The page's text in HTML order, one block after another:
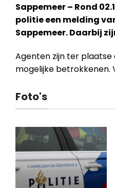
Sappemeer – Rond
politie een melding
Sappemeer. Daarbij
Agenten zijn ter
mogelijke betrokkenen.
Foto's